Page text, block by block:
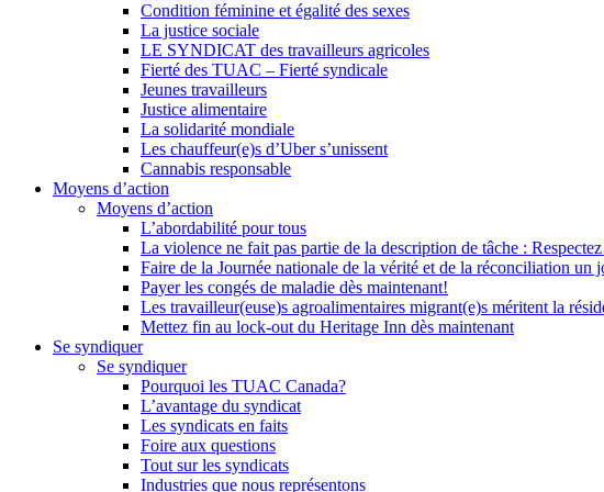
Condition féminine et égalité des sexes
La justice sociale
LE SYNDICAT des travailleurs agricoles
Fierté des TUAC – Fierté syndicale
Jeunes travailleurs
Justice alimentaire
La solidarité mondiale
Les chauffeur(e)s d’Uber s’unissent
Cannabis responsable
Moyens d’action
Moyens d’action
L’abordabilité pour tous
La violence ne fait pas partie de la description de tâche :
Faire de la Journée nationale de la vérité et de la réconciliation un
Payer les congés de maladie dès maintenant!
Les travailleur(euse)s agroalimentaires migrant(e)s méritent la
Mettez fin au lock-out du Heritage Inn dès maintenant
Se syndiquer
Se syndiquer
Pourquoi les TUAC Canada?
L’avantage du syndicat
Les syndicats en faits
Foire aux questions
Tout sur les syndicats
Industries que nous représentons